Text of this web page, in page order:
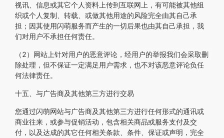
视讯、信息或其它个人资料上传到互联网上，有可能被其他组
织或个人复制、转载、或做其他用途的风险完全由其自己承
担；因其使用闪萌服务而产生的一切后果也由其自己承担，我
们对用户不承担任何责任。
（2）网站上针对用户的恶意评论，经用户的举报我们会采取删
除处理，但不保证一定满足用户需求，也不对该恶意评论负任
何法律责任。
十五、与广告商及其他第三方进行交易
您通过闪萌网站与广告商及其他第三方进行任何形式的通讯或
商业往来，或参与促销活动，包含相关商品或服务支付及交
付，以及达成的其它任何相关条款、条件、保证或声明，完全